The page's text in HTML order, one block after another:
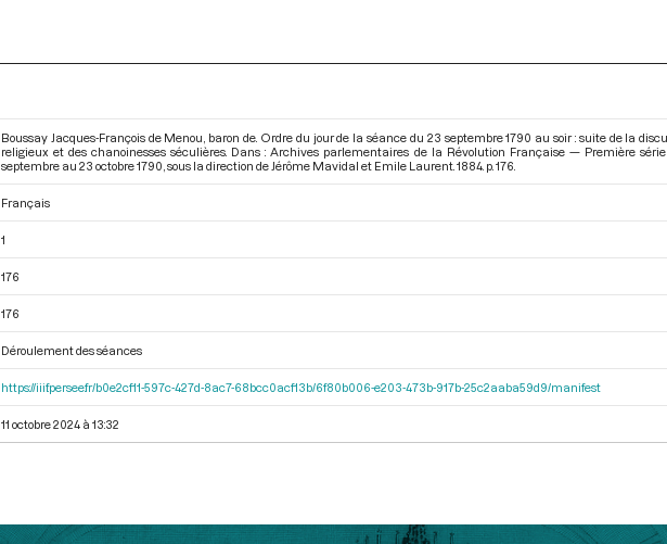
Boussay Jacques-François de Menou, baron de. Ordre du jour de la séance du 23 septembre 1790 au soir : suite de la
religieux et des chanoinesses séculières. Dans : Archives parlementaires de la Révolution Française — Première série
septembre au 23 octobre 1790 , sous la direction de Jérôme Mavidal et Emile Laurent. 1884. p. 176.
Français
1
176
176
Déroulement des séances
https://iiif.persee.fr/b0e2cf11-597c-427d-8ac7-68bcc0acf13b/6f80b006-e203-473b-917b-25c2aaba59d9/manifest
11 octobre 2024 à 13:32